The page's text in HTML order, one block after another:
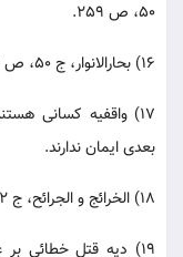
50، ص 259.
16) بحارالانوار، ج 50، ص 316 و 317.
17) واقفیه کسانی
بعدی ایمان ندارند.
18) الخرائج و الجرائح، ج 2، ص 685.
19) دیه قتل خطائی